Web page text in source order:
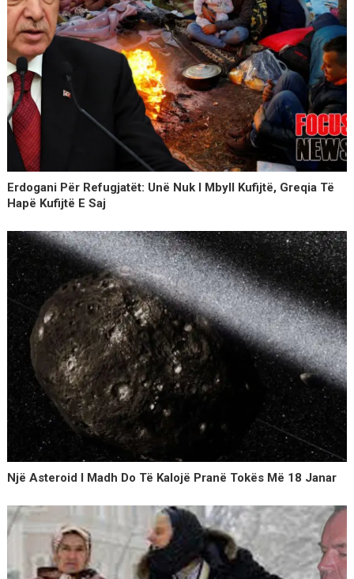
Erdogani Për Refugjatët: Unë Nuk I Mbyll Kufijtë, Greqia Të
Hapë Kufijtë E Saj
Një Asteroid I Madh Do Të Kalojë Pranë Tokës Më 18 Janar